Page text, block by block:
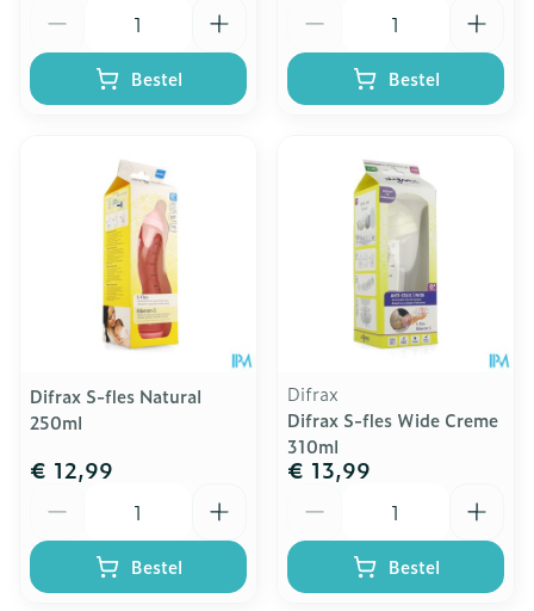
Bestel Bestel
Difrax S-fles Natural
250ml
€ 12,99
Bestel
Difrax
Difrax S-fles Wide Creme
310ml
€ 13,99
Bestel